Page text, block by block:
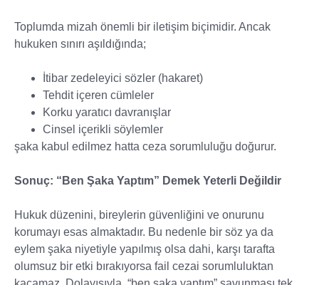
Toplumda mizah önemli bir iletişim biçimidir. Ancak
hukuken sınırı aşıldığında;
İtibar zedeleyici sözler (hakaret)
Tehdit içeren cümleler
Korku yaratıcı davranışlar
Cinsel içerikli söylemler
şaka kabul edilmez hatta ceza sorumluluğu doğurur.
Sonuç: “Ben Şaka Yaptım” Demek Yeterli Değildir
Hukuk düzenini, bireylerin güvenliğini ve onurunu
korumayı esas almaktadır. Bu nedenle bir söz ya da
eylem şaka niyetiyle yapılmış olsa dahi, karşı tarafta
olumsuz bir etki bırakıyorsa fail cezai sorumluluktan